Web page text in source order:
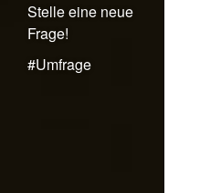
Stelle eine neue
Frage!
#Umfrage